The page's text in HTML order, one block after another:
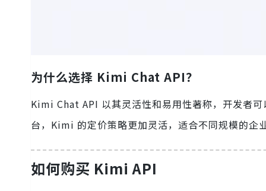
为什么选择 Kimi Chat API？
Kimi Chat API 以其灵活性和易用性著称，开发者
台，Kimi 的定价策略更加灵活，适合不同规模的企
如何购买 Kimi API